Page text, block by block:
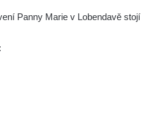
ve
Panny Marie v Lobendavě stojí
: